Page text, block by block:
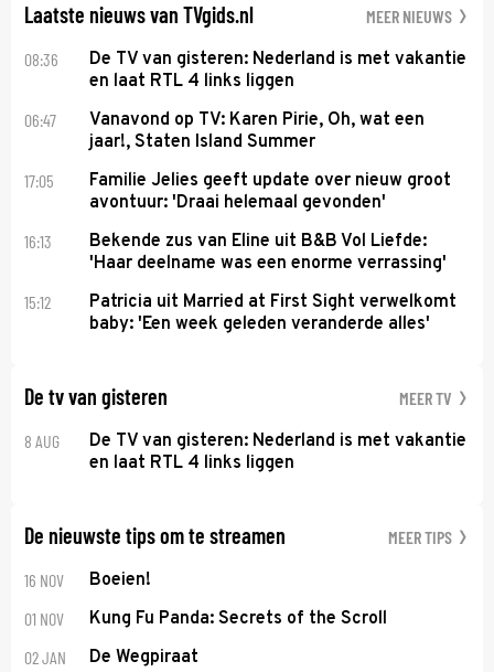
Laatste nieuws van TVgids.nl MEER NIEUWS
08:36
De TV van gisteren: Nederland is met vakantie
en laat RTL 4 links liggen
06:47
Vanavond op TV: Karen Pirie, Oh, wat een
jaar!, Staten Island Summer
17:05
Familie Jelies geeft update over nieuw groot
avontuur: 'Draai helemaal gevonden'
16:13
Bekende zus van Eline uit B&B Vol Liefde:
'Haar deelname was een enorme verrassing'
15:12
Patricia uit Married at First Sight verwelkomt
baby: 'Een week geleden veranderde alles'
De tv van gisteren MEER TV
8 AUG
De TV van gisteren: Nederland is met vakantie
en laat RTL 4 links liggen
De nieuwste tips om te streamen MEER TIPS
16 NOV Boeien!
01 NOV Kung Fu Panda: Secrets of the Scroll
02 JAN De Wegpiraat